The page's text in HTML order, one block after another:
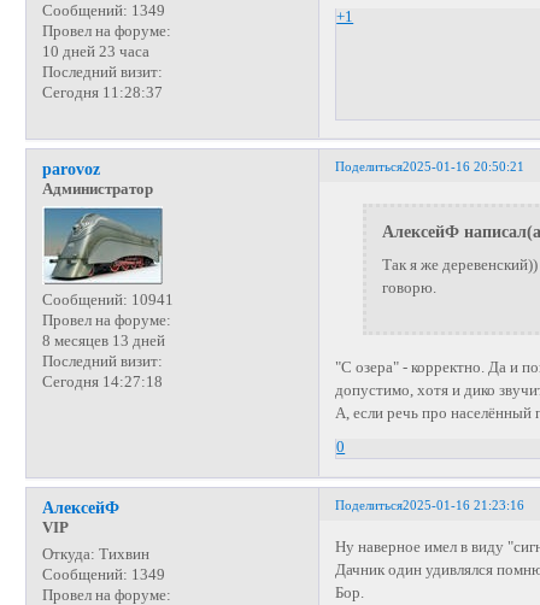
Сообщений: 1349
Провел на форуме:
10 дней 23 часа
Последний визит:
Сегодня 11:28:37
+1
Поделиться2025-01-16 20:50:21
parovoz
Администратор
Сообщений: 10941
Провел на форуме:
8 месяцев 13 дней
Последний визит:
Сегодня 14:27:18
АлексейФ
Так я же
говорю.
"С озера" - корректно. Да и
допустимо, хотя и дико
А, если речь про
0
Поделиться2025-01-16 21:23:16
АлексейФ
VIP
Откуда: Тихвин
Сообщений: 1349
Провел на форуме:
Ну наверное имел в виду
Дачник один удивлялся
Бор.